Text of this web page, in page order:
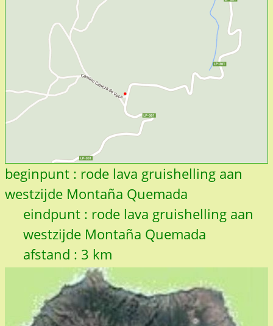
beginpunt : rode lava gruishelling aan
westzijde Montaña Quemada
eindpunt : rode lava gruishelling aan
westzijde Montaña Quemada
afstand : 3 km